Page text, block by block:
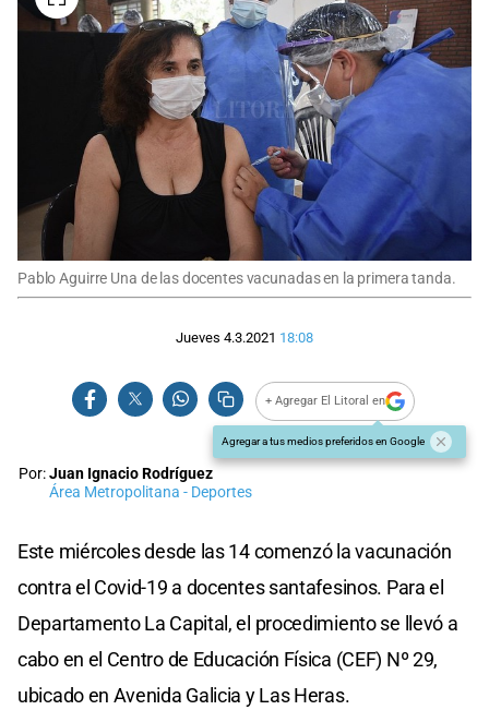
Pablo Aguirre Una de las docentes vacunadas en la primera tanda.
Jueves 4.3.2021 18:08
+ Agregar El Litoral en
Agregar a tus medios preferidos en Google
Por:Juan Ignacio Rodríguez
Área Metropolitana - Deportes
Este miércoles desde las 14 comenzó la vacunación
contra el Covid-19 a docentes santafesinos. Para el
Departamento La Capital, el procedimiento se llevó a
cabo en el Centro de Educación Física (CEF) Nº 29,
ubicado en Avenida Galicia y Las Heras.